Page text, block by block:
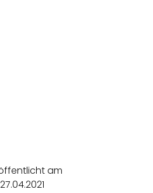
am
27.04.2021